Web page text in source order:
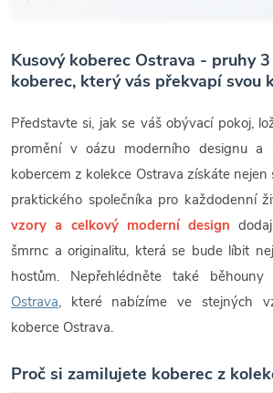
Kusový koberec Ostrava - pruhy
koberec, který vás překvapí svou
Představte si, jak se váš obývací pokoj,
promění v oázu moderního designu a
kobercem z kolekce Ostrava získáte
praktického společníka pro každodenní
vzory a celkový moderní design
šmrnc a originalitu, která se bude líbit
hostům. Nepřehlédněte také
Ostrava, které nabízíme ve stejných
koberce Ostrava.
Proč si zamilujete koberec z